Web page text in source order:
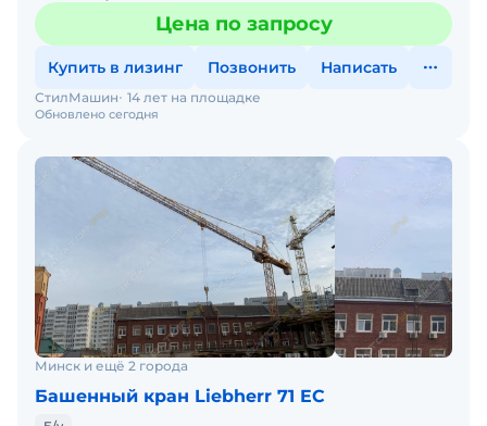
Цена по запросу
Купить в лизинг Позвонить Написать
Обновлено сегодня
СтилМашин 14 лет на площадке
Минск и ещё 2 города
Башенный кран Liebherr 71 EC